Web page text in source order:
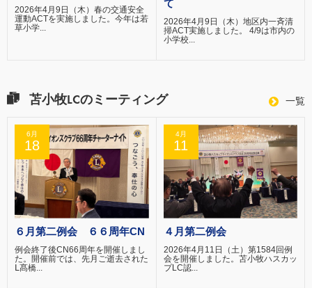
2026年4月9日（木）春の交通安全
運動ACTを実施しました。今年は若
草小学...
て
2026年4月9日（木）地区内一斉清
掃ACT実施しました。 4/9は市内の
小学校...
苫小牧LCのミーティング 一覧
6月
18
６月第二例会 ６６周年CN
例会終了後CN66周年を開催しまし
た。開催前では、先月ご逝去された
Ⅼ髙橋...
4月
11
４月第二例会
2026年4月11日（土）第1584回例
会を開催しました。苫小牧ハスカッ
プLC認...